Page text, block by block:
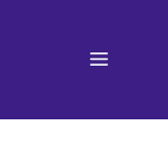
Menú